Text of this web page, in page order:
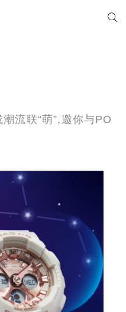
流联“萌”,邀你与PO